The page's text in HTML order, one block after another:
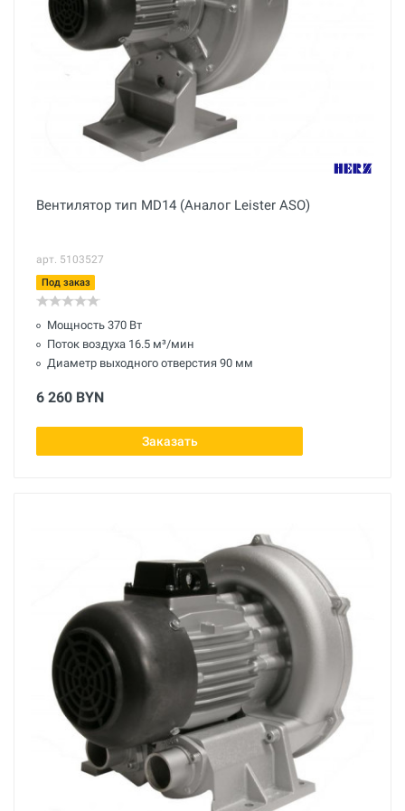
Вентилятор тип MD14 (Аналог Leister ASO)
арт. 5103527
Под заказ
Мощность 370 Вт
Поток воздуха 16.5 м³/мин
Диаметр выходного отверстия 90 мм
6 260 BYN
Заказать